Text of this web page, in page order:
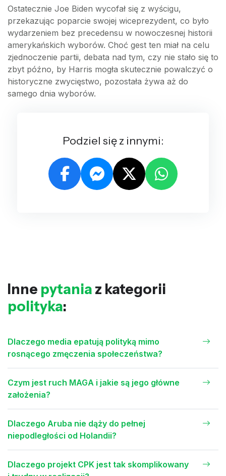
Ostatecznie Joe Biden wycofał się z wyścigu,
przekazując poparcie swojej wiceprezydent, co było
wydarzeniem bez precedensu w nowoczesnej historii
amerykańskich wyborów. Choć gest ten miał na celu
zjednoczenie partii, debata nad tym, czy nie stało się to
zbyt późno, by Harris mogła skutecznie powalczyć o
historyczne zwycięstwo, pozostała żywa aż do
samego dnia wyborów.
Podziel się z innymi:
Inne pytania z kategorii
polityka:
Dlaczego media epatują polityką mimo
rosnącego zmęczenia społeczeństwa?
Czym jest ruch MAGA i jakie są jego główne
założenia?
Dlaczego Aruba nie dąży do pełnej
niepodległości od Holandii?
Dlaczego projekt CPK jest tak skomplikowany